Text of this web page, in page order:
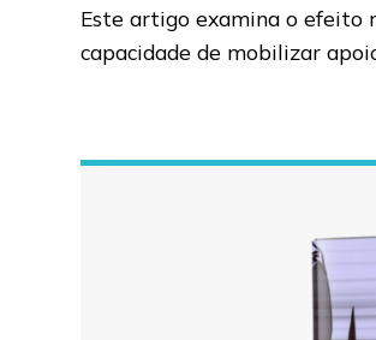
Este artigo examina o efeito
capacidade de mobilizar